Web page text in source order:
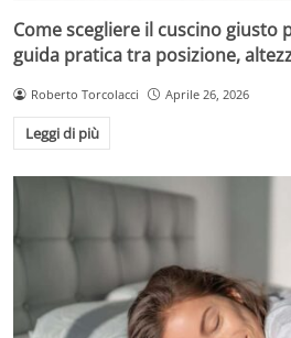
Come scegliere il cuscino giusto
guida pratica tra posizione,
Roberto Torcolacci Aprile 26, 2026
Leggi di più